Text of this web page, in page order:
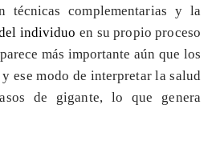
técnicas complementarias y la
individuo en su propio proceso
más importante aún que los
ese modo de interpretar la salud
de gigante, lo que genera